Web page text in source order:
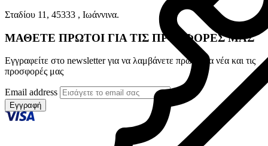
Σταδίου 11, 45333 , Ιωάννινα.
ΜΑΘΕΤΕ ΠΡΩΤΟΙ ΓΙΑ ΤΙΣ ΠΡΟΣΦΟΡΕΣ ΜΑΣ
Εγγραφείτε στο newsletter για να λαμβάνετε πρώτοι τα νέα και τις
προσφορές μας
Email address
Εγγραφή